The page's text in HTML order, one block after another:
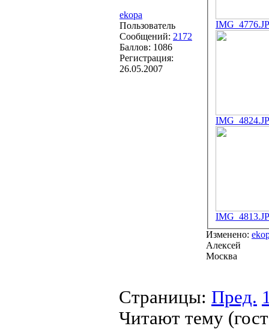
ekopa
Пользователь
Сообщений: 2172
Баллов: 1086
Регистрация:
26.05.2007
Изменено:
Алексей
Москва
Страницы: Пред.
Читают тему